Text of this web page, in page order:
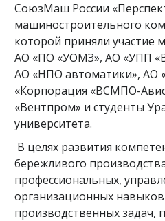
СоюзМаш России
машиностроительного
которой приняли участие
АО «ПО «УОМЗ», АО «УПП
АО «НПО автоматики», АО
«Корпорация «ВСМПО-
«Вентпром» и студенты
университета.
В целях развития
бережливого
профессиональных,
организационных
производственных задач,